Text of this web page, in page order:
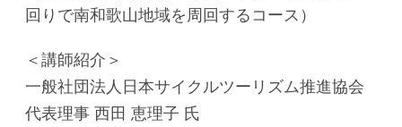
回りで南和歌山地域を周回するコース）
＜講師紹介＞
一般社団法人日本サイクルツーリズム推進協会
代表理事 西田 恵理子 氏